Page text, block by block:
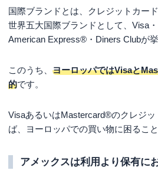
国際ブランドとは、クレジットカー
世界五大国際ブランドとして、Visa
American Express®・Diners Clubが挙
このうち、 ヨーロッパではVisaと
的です。
VisaあるいはMastercard®のクレジ
ば、ヨーロッパでの買い物に困るこ
アメックスは利用より保有に